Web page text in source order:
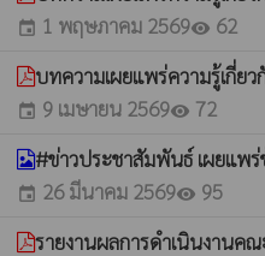
event 1 พฤษภาคม 2569visibility 62
บทความเผยแพร่ความรู้เกี่
event 9 เมษายน 2569visibility 72
#ข่าวประชาสัมพันธ์ เผยแพร่
event 26 มีนาคม 2569visibility 95
รายงานผลการดำเนินงานค